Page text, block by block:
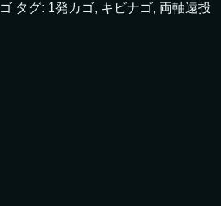
タグ: 1発カゴ, キビナゴ, 両軸遠投